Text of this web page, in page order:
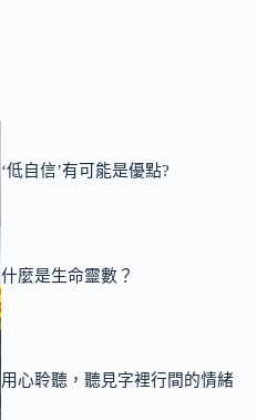
‘低自信’有可能是優點?
什麼是生命靈數？
用心聆聽，聽見字裡行間的情緒